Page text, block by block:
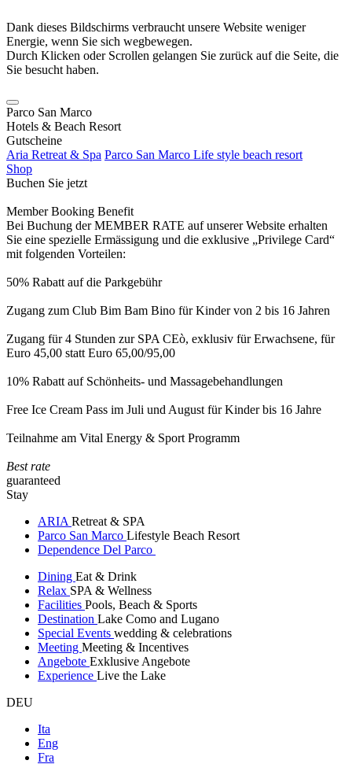
Dank dieses Bildschirms verbraucht unsere Website weniger
Energie, wenn Sie sich wegbewegen.
Durch Klicken oder Scrollen gelangen Sie zurück auf die Seite, die
Sie besucht haben.
Parco San Marco
Hotels & Beach Resort
Gutscheine
Aria Retreat & Spa Parco San Marco Life style beach resort
Shop
Buchen Sie jetzt
Member Booking Benefit
Bei Buchung der MEMBER RATE auf unserer Website erhalten
Sie eine spezielle Ermässigung und die exklusive „Privilege Card“
mit folgenden Vorteilen:
50% Rabatt auf die Parkgebühr
Zugang zum Club Bim Bam Bino für Kinder von 2 bis 16 Jahren
Zugang für 4 Stunden zur SPA CEò, exklusiv für Erwachsene, für
Euro 45,00 statt Euro 65,00/95,00
10% Rabatt auf Schönheits- und Massagebehandlungen
Free Ice Cream Pass im Juli und August für Kinder bis 16 Jahre
Teilnahme am Vital Energy & Sport Programm
Best rate
guaranteed
Stay
ARIA Retreat & SPA
Parco San Marco Lifestyle Beach Resort
Dependence Del Parco
Dining Eat & Drink
Relax SPA & Wellness
Facilities Pools, Beach & Sports
Destination Lake Como and Lugano
Special Events wedding & celebrations
Meeting Meeting & Incentives
Angebote Exklusive Angebote
Experience Live the Lake
DEU
Ita
Eng
Fra